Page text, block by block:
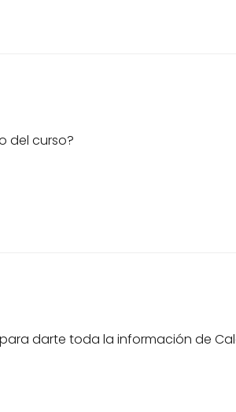
del curso?
para darte toda la información de